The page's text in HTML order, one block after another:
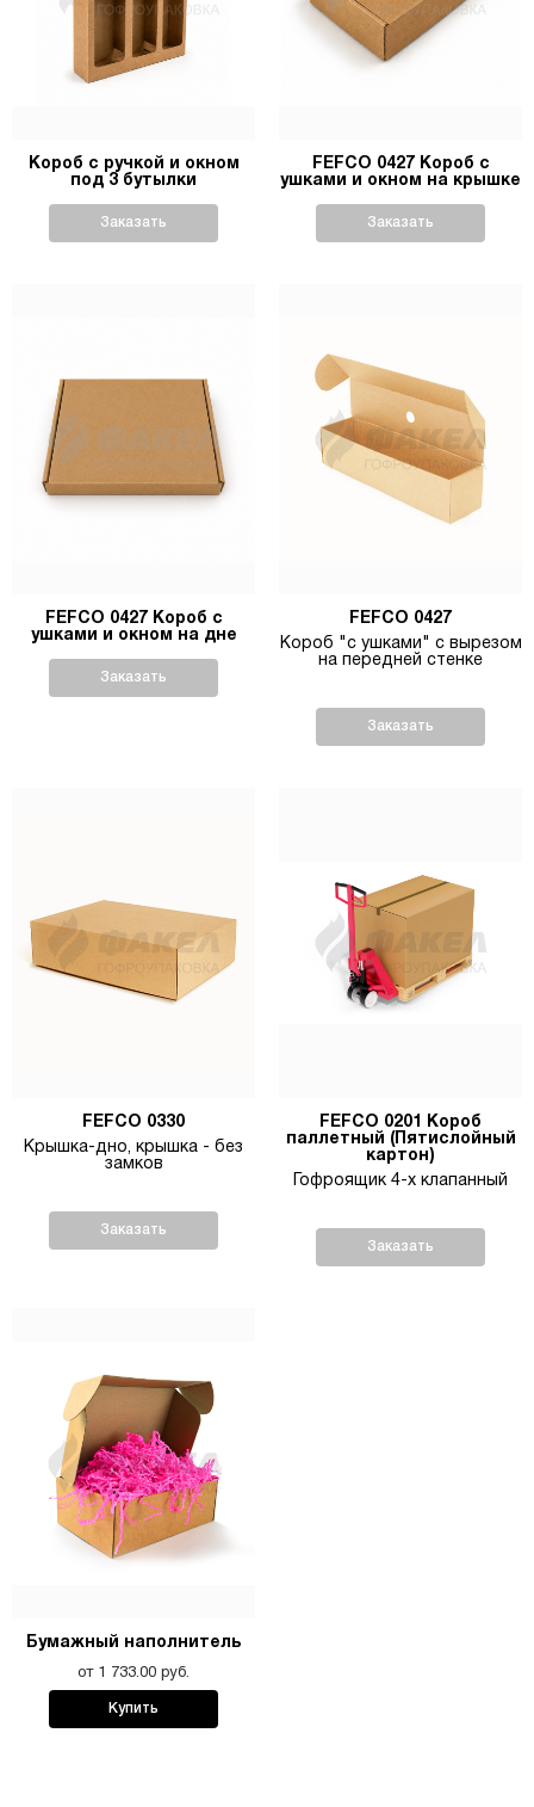
Короб с ручкой и окном
под 3 бутылки
Заказать
FEFCO 0427 Короб с
ушками и окном на крышке
Заказать
FEFCO 0427 Короб с
ушками и окном на дне
Заказать
FEFCO 0427
Короб "с ушками" с вырезом
на передней стенке
Заказать
FEFCO 0330
Крышка-дно, крышка - без
замков
Заказать
FEFCO 0201 Короб
паллетный (Пятислойный
картон)
Гофроящик 4-х клапанный
Заказать
Бумажный наполнитель
от 1 733.00 руб.
Купить